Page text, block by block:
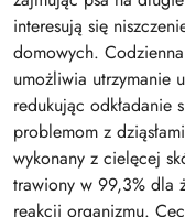
interesują się
domowych.
umożliwia utrzymanie
redukując odkładanie
problemom z
wykonany z cielęcej
trawiony w 99,3% dla
reakcji organizmu.